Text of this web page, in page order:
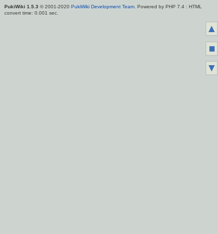
PukiWiki 1.5.3 © 2001-2020 PukiWiki Development Team. Powered by PHP 7.4 : HTML
convert time: 0.001 sec.
▲
■
▼